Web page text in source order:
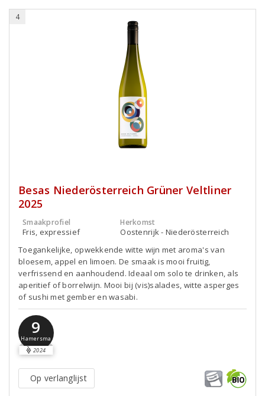
4
Besas Niederösterreich Grüner Veltliner
2025
Smaakprofiel
Fris, expressief
Herkomst
Oostenrijk - Niederösterreich
Toegankelijke, opwekkende witte wijn met aroma's van
bloesem, appel en limoen. De smaak is mooi fruitig,
verfrissend en aanhoudend. Ideaal om solo te drinken, als
aperitief of borrelwijn. Mooi bij (vis)salades, witte asperges
of sushi met gember en wasabi.
9
Hamersma
2024
Op verlanglijst